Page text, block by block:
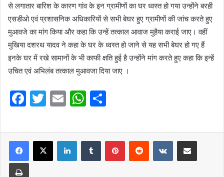
से लगातार बारिश के कारण गांव के इन ग्रामीणों का घर ध्वस्त हो गया उन्होंने बरही
एसडीओ एवं प्रशासनिक अधिकारियों से सभी बेघर हुए ग्रामीणों की जांच करते हुए
मुआवजे का मांग किया और कहा कि उन्हें तत्काल आवाज मुहैया कराई जाए। वहीं
मुखिया दशरथ यादव ने कहा के घर के ध्वस्त हो जाने से यह सभी बेघर हो गए हैं
इनके घर में रखे सामानों के भी काफी क्षति हुई है उन्होंने मांग करते हुए कहा कि इन्हें
उचित एवं अभिलंब तत्काल मुआवजा दिया जाए ।
F
c
e
b
T
itt
er
E
ai
l
W
at
s
A
ar
e
LinkedInTumblr PinterestReddit VKontakteShare via Email
Print